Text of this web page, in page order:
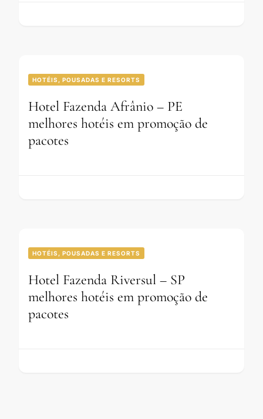
HOTÉIS, POUSADAS E RESORTS
Hotel Fazenda Afrânio – PE
melhores hotéis em promoção de
pacotes
HOTÉIS, POUSADAS E RESORTS
Hotel Fazenda Riversul – SP
melhores hotéis em promoção de
pacotes